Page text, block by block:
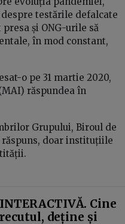
testările defalcate
și ONG-urile să
în mod constant,
o pe 31 martie 2020,
răspundea în
Grupului, Biroul de
răspuns, doar instituțiile
Cine
deține și